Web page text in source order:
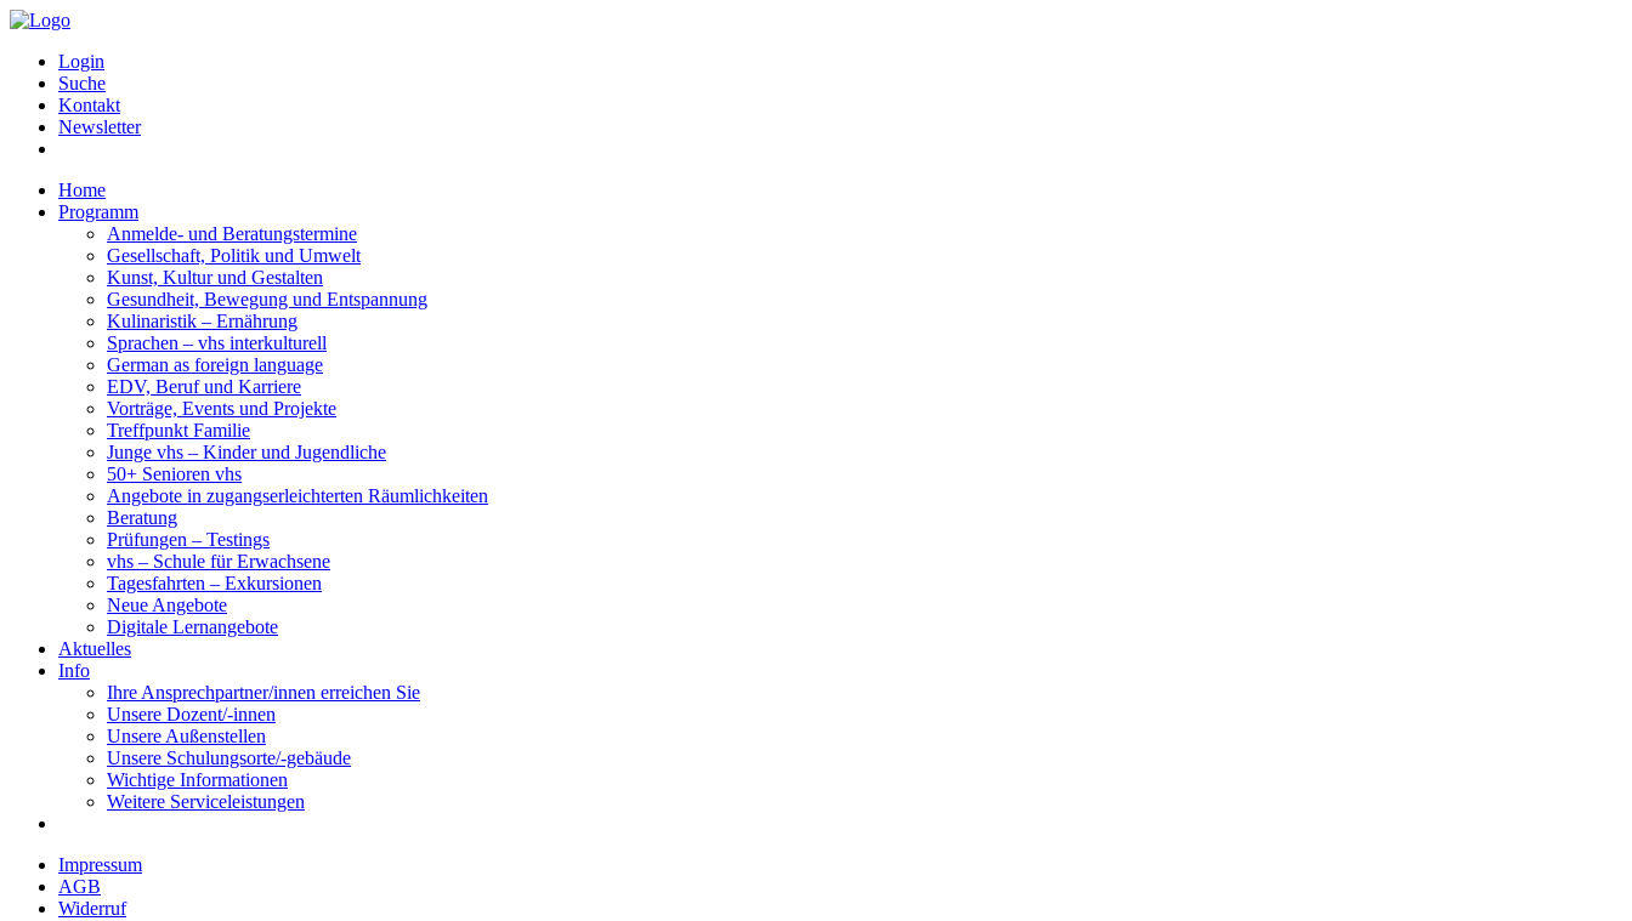
Login
Suche
Kontakt
Newsletter
Home
Programm
Anmelde- und Beratungstermine
Gesellschaft, Politik und Umwelt
Kunst, Kultur und Gestalten
Gesundheit, Bewegung und Entspannung
Kulinaristik – Ernährung
Sprachen – vhs interkulturell
German as foreign language
EDV, Beruf und Karriere
Vorträge, Events und Projekte
Treffpunkt Familie
Junge vhs – Kinder und Jugendliche
50+ Senioren vhs
Angebote in zugangserleichterten Räumlichkeiten
Beratung
Prüfungen – Testings
vhs – Schule für Erwachsene
Tagesfahrten – Exkursionen
Neue Angebote
Digitale Lernangebote
Aktuelles
Info
Ihre Ansprechpartner/innen erreichen Sie
Unsere Dozent/-innen
Unsere Außenstellen
Unsere Schulungsorte/-gebäude
Wichtige Informationen
Weitere Serviceleistungen
Impressum
AGB
Widerruf